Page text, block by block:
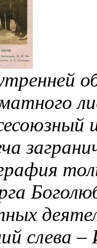
слева –